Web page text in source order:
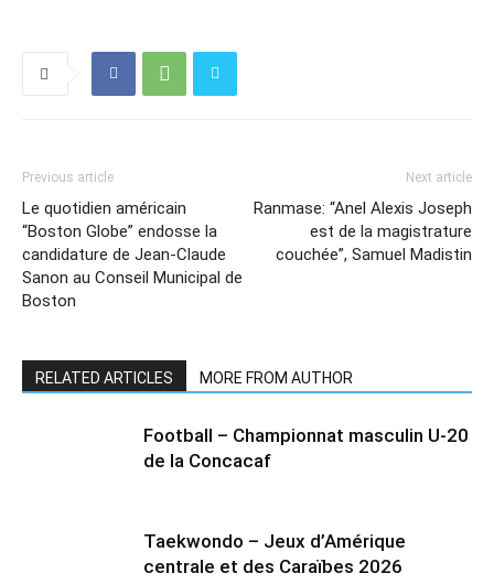
Previous article
Le quotidien américain
“Boston Globe” endosse la
candidature de Jean-Claude
Sanon au Conseil Municipal de
Boston
Next article
Ranmase: “Anel Alexis Joseph
est de la magistrature
couchée”, Samuel Madistin
RELATED ARTICLES MORE FROM AUTHOR
Football – Championnat masculin U-20
de la Concacaf
Taekwondo – Jeux d’Amérique
centrale et des Caraïbes 2026